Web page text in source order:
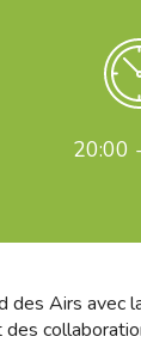
20:00
Airs avec